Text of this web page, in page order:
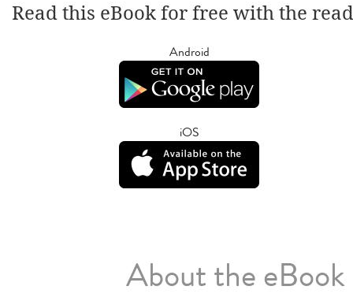
Read this eBook for free with the
Android
iOS
About the eBook